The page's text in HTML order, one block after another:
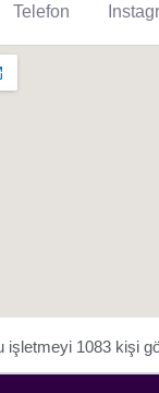
Telefon
işletmeyi 1083 kişi